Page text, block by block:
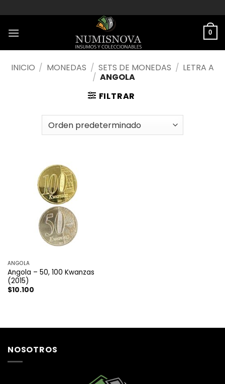
al
contenido
0
INICIO / MONEDAS / SETS DE MONEDAS / LETRA A
/ ANGOLA
FILTRAR
ANGOLA
Angola – 50, 100 Kwanzas
(2015)
$10.100
NOSOTROS